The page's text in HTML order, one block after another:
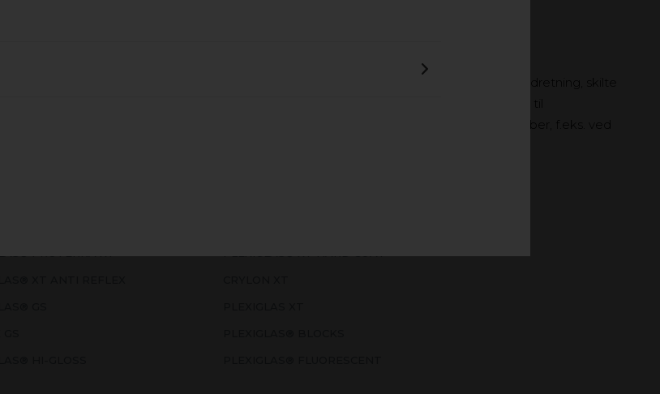
(XT) og støbte (GS) akrylplader, der passer til en bred vifte af applikationer, f.eks. indretning, skilte
materiale. Ekstruderede akrylplader har bedre tykkelsestolerancer og egner sig bedre til
Støbte akrylplader anvendes, når materialet kræver gode bearbejdningsegenskaber, f.eks. ved
PROTERRA XT PLEXIGLAS® XT HARD COAT